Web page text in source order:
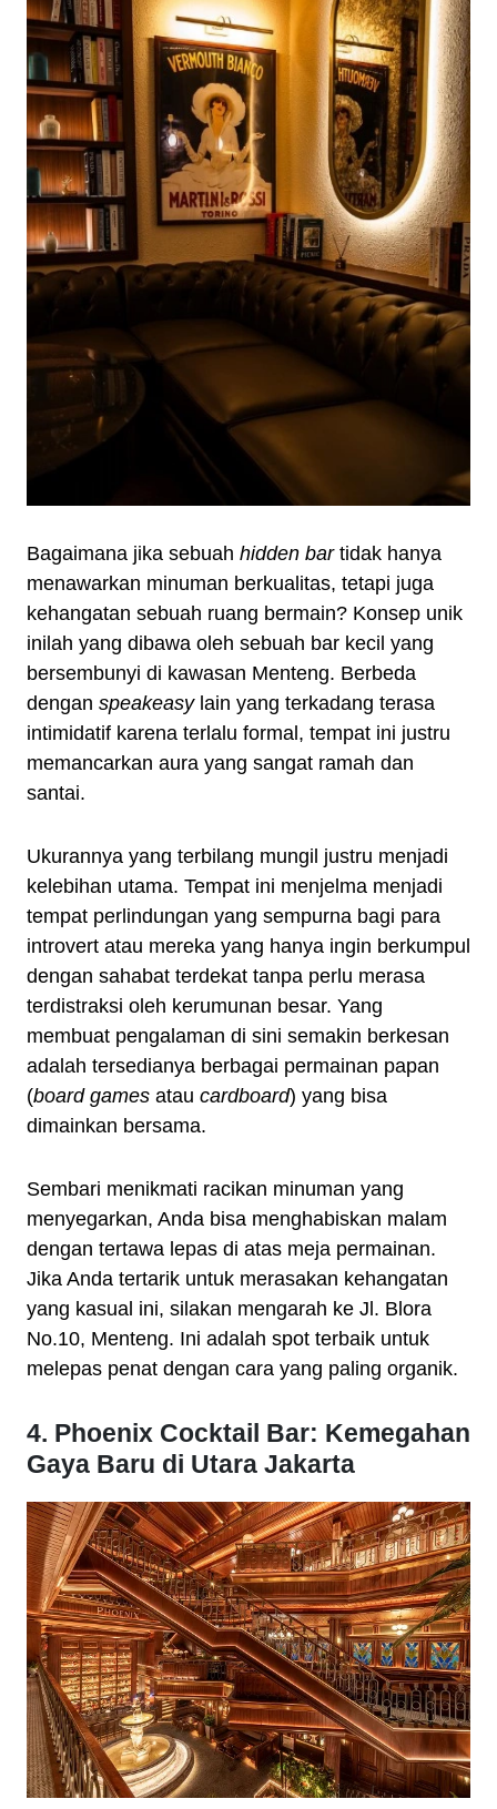
Bagaimana jika sebuah hidden bartidak hanya
menawarkan minuman berkualitas, tetapi juga
kehangatan sebuah ruang bermain? Konsep unik
inilah yang dibawa oleh sebuah bar kecil yang
bersembunyi di kawasan Menteng. Berbeda
dengan speakeasylain yang terkadang terasa
intimidatif karena terlalu formal, tempat ini justru
memancarkan aura yang sangat ramah dan
santai.
Ukurannya yang terbilang mungil justru menjadi
kelebihan utama. Tempat ini menjelma menjadi
tempat perlindungan yang sempurna bagi para
introvert atau mereka yang hanya ingin berkumpul
dengan sahabat terdekat tanpa perlu merasa
terdistraksi oleh kerumunan besar. Yang
membuat pengalaman di sini semakin berkesan
adalah tersedianya berbagai permainan papan
(board games atau cardboard) yang bisa
dimainkan bersama.
Sembari menikmati racikan minuman yang
menyegarkan, Anda bisa menghabiskan malam
dengan tertawa lepas di atas meja permainan.
Jika Anda tertarik untuk merasakan kehangatan
yang kasual ini, silakan mengarah ke Jl. Blora
No.10, Menteng. Ini adalah spot terbaik untuk
melepas penat dengan cara yang paling organik.
4. Phoenix Cocktail Bar: Kemegahan
Gaya Baru di Utara Jakarta